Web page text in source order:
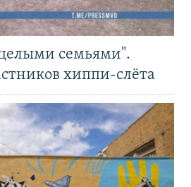
семьями".
хиппи-слёта